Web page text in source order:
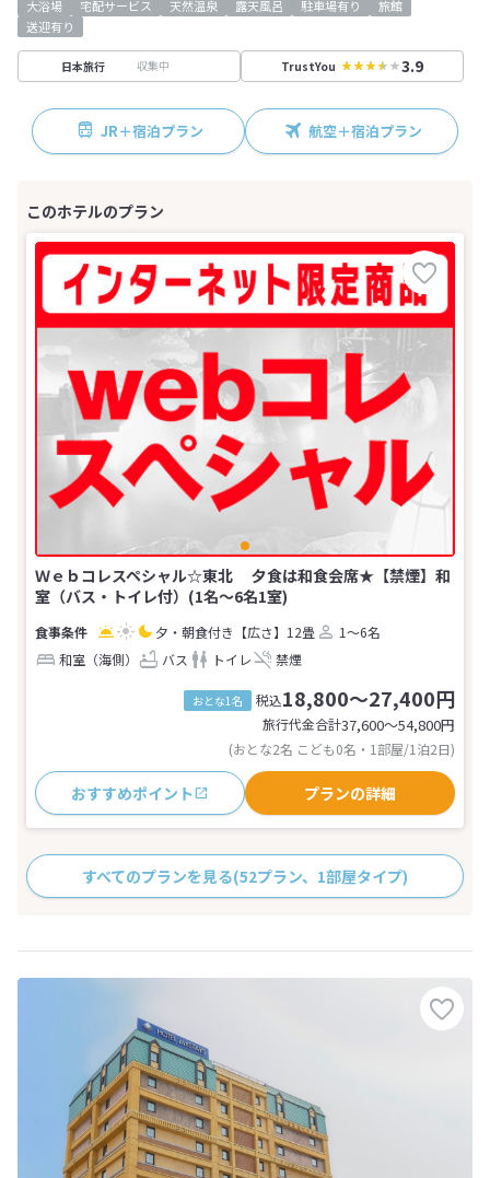
大浴場 宅配サービス 天然温泉 露天風呂 駐車場有り
旅館
送迎有り
日本旅行 収集中 TrustYou 3.9
JR＋宿泊プラン 航空＋宿泊プラン
Ｗｅｂコレスペシャル☆東北 夕食は和食会席★【禁煙】和
室（バス・トイレ付）(1名～6名1室)
夕・朝食付き 【広さ】12畳
1～6名
和室（海側）
バス トイレ 禁煙
おとな1名 税込18,800～27,400円
旅行代金合計37,600〜54,800円
(おとな2名 こども0名・1部屋/1泊2日)
おすすめポイント プランの詳細
すべてのプランを見る(52プラン、1部屋タイプ)